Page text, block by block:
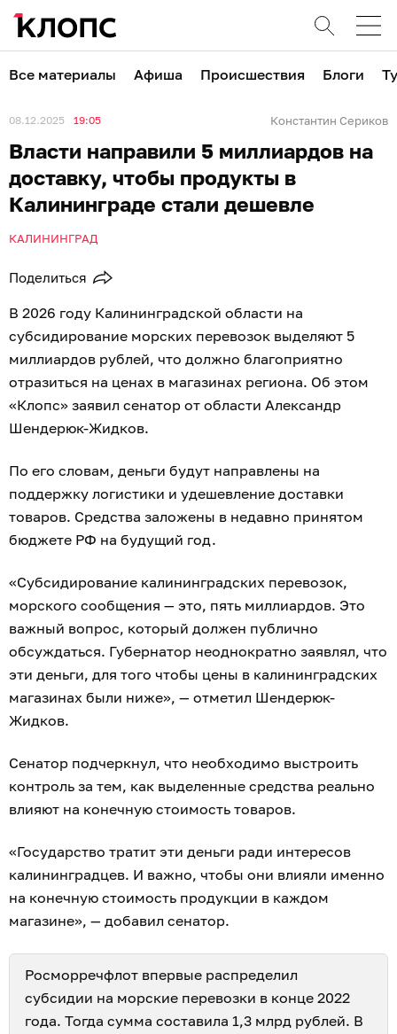
Все материалы Афиша Происшествия Блоги
08.12.2025 19:05 Константин Сериков
Власти направили 5 миллиардов на
доставку, чтобы продукты в
Калининграде стали дешевле
КАЛИНИНГРАД
Поделиться
В 2026 году Калининградской области на
субсидирование морских перевозок выделяют 5
миллиардов рублей, что должно благоприятно
отразиться на ценах в магазинах региона. Об этом
«Клопс» заявил сенатор от области Александр
Шендерюк-Жидков.
По его словам, деньги будут направлены на
поддержку логистики и удешевление доставки
товаров. Средства заложены в недавно принятом
бюджете РФ на будущий год.
«Субсидирование калининградских перевозок,
морского сообщения — это, пять миллиардов. Это
важный вопрос, который должен публично
обсуждаться. Губернатор неоднократно заявлял, что
эти деньги, для того чтобы цены в калининградских
магазинах были ниже», — отметил Шендерюк-
Жидков.
Сенатор подчеркнул, что необходимо выстроить
контроль за тем, как выделенные средства реально
влияют на конечную стоимость товаров.
«Государство тратит эти деньги ради интересов
калининградцев. И важно, чтобы они влияли именно
на конечную стоимость продукции в каждом
магазине», — добавил сенатор.
Росморречфлот впервые распределил
субсидии на морские перевозки в конце 2022
года. Тогда сумма составила 1,3 млрд рублей. В